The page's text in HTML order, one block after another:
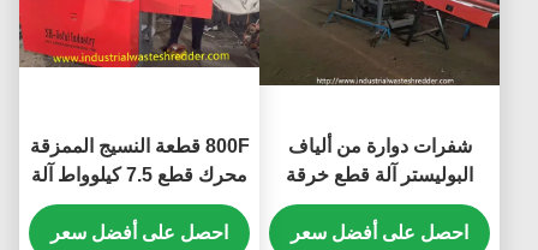
شفرات دوارة من ألياف
البوليستر آلة قطع خرقة
ألياف القطن الداكرون
احصل على أفضل سعر
800F قطعة النسيج الممزقة
محرك قطع 7.5 كيلوواط آلة
شوبر صغيرة للأنسجة سحق
ناقل المدخلات 1400 *
احصل على أفضل سعر